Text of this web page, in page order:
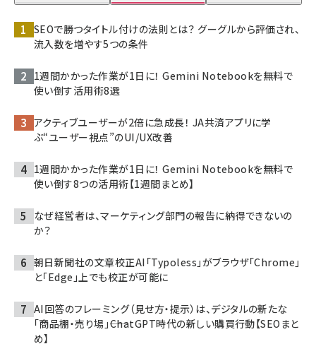
SEOで勝つタイトル付けの法則とは？ グーグルから評価され、
流入数を増やす5つの条件
1週間かかった作業が1日に！ Gemini Notebookを無料で
使い倒す活用術8選
アクティブユーザーが2倍に急成長！ JA共済アプリに学
ぶ“ユーザー視点”のUI/UX改善
1週間かかった作業が1日に！ Gemini Notebookを無料で
使い倒す8つの活用術【1週間まとめ】
なぜ経営者は、マーケティング部門の報告に納得できないの
か？
朝日新聞社の文章校正AI「Typoless」がブラウザ「Chrome」
と「Edge」上でも校正が可能に
AI回答のフレーミング（見せ方・提示）は、デジタルの新たな
「商品棚・売り場」――ChatGPT時代の新しい購買行動【SEOまと
め】